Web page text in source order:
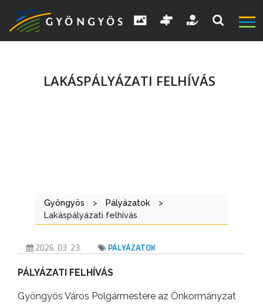
LÁTVÁNYOSSÁGOK
VÁROS
LAKÁSPÁLYÁZATI FELHÍVÁS
Gyöngyös > Pályázatok
>
Lakáspályázati felhívás
2026. 03. 23. PÁLYÁZATOK
PÁLYÁZATI FELHÍVÁS
Gyöngyös Város Polgármestere az Önkormányzat